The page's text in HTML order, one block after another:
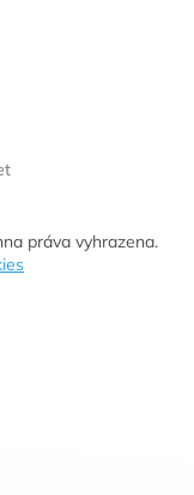
práva vyhrazena.